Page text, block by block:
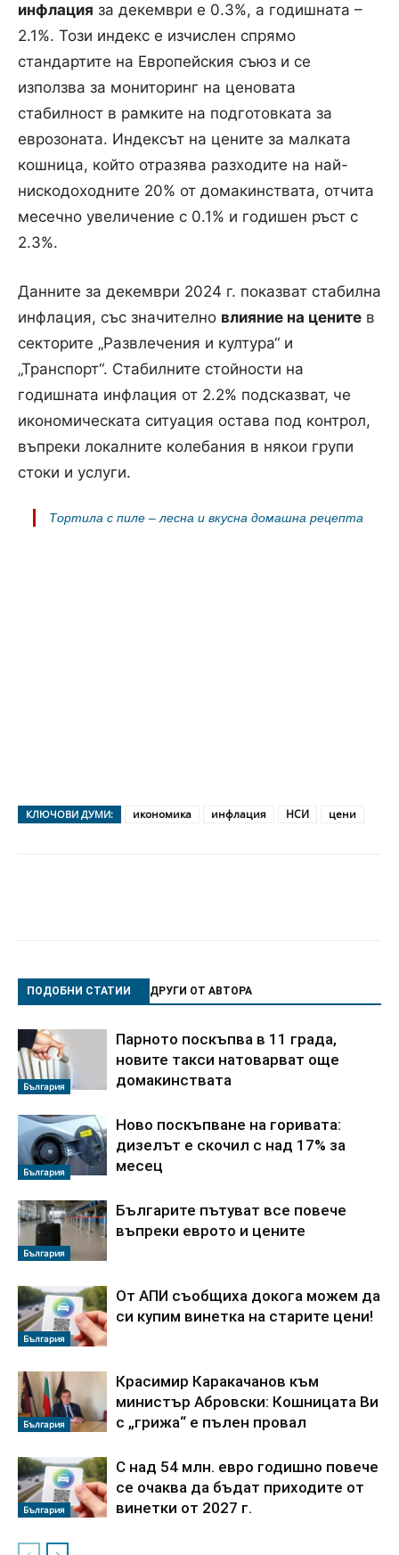
инфлация за декември е 0.3%, а годишната –
2.1%. Този индекс е изчислен спрямо
стандартите на Европейския съюз и се
използва за мониторинг на ценовата
стабилност в рамките на подготовката за
еврозоната. Индексът на цените за малката
кошница, който отразява разходите на най-
нискодоходните 20% от домакинствата, отчита
месечно увеличение с 0.1% и годишен ръст с
2.3%.
Данните за декември 2024 г. показват стабилна
инфлация, със значително влияние на цените в
секторите „Развлечения и култура“ и
„Транспорт“. Стабилните стойности на
годишната инфлация от 2.2% подсказват, че
икономическата ситуация остава под контрол,
въпреки локалните колебания в някои групи
стоки и услуги.
Тортила с пиле – лесна и вкусна домашна рецепта
КЛЮЧОВИ ДУМИ: икономика инфлация НСИ цени
ПОДОБНИ СТАТИИ ДРУГИ ОТ АВТОРА
България
Парното поскъпва в 11 града,
новите такси натоварват още
домакинствата
България
Ново поскъпване на горивата:
дизелът е скочил с над 17% за
месец
България
Българите пътуват все повече
въпреки еврото и цените
България
От АПИ съобщиха докога можем да
си купим винетка на старите цени!
България
Красимир Каракачанов към
министър Абровски: Кошницата Ви
с „грижа“ е пълен провал
България
С над 54 млн. евро годишно повече
се очаква да бъдат приходите от
винетки от 2027 г.